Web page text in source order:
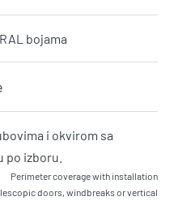
bojama
i okvirom sa
izboru.
Perimeter coverage with installation
doors, windbreaks or vertical